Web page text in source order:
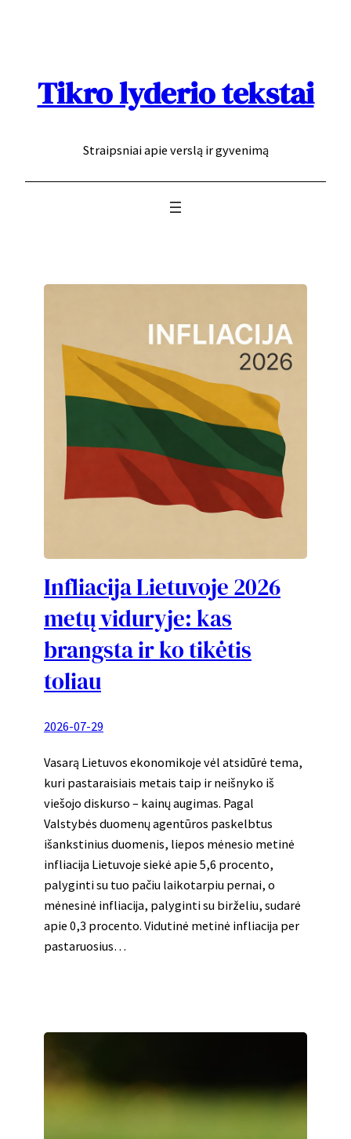
Tikro lyderio tekstai
Straipsniai apie verslą ir gyvenimą
Infliacija Lietuvoje 2026
metų viduryje: kas
brangsta ir ko tikėtis
toliau
2026-07-29
Vasarą Lietuvos ekonomikoje vėl atsidūrė tema,
kuri pastaraisiais metais taip ir neišnyko iš
viešojo diskurso – kainų augimas. Pagal
Valstybės duomenų agentūros paskelbtus
išankstinius duomenis, liepos mėnesio metinė
infliacija Lietuvoje siekė apie 5,6 procento,
palyginti su tuo pačiu laikotarpiu pernai, o
mėnesinė infliacija, palyginti su birželiu, sudarė
apie 0,3 procento. Vidutinė metinė infliacija per
pastaruosius…